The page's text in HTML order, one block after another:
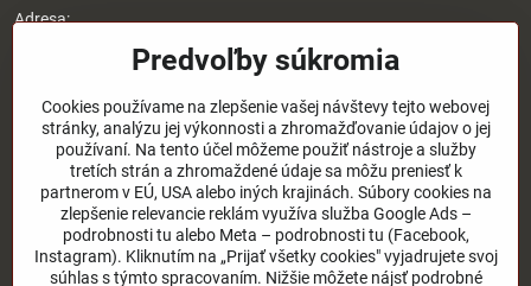
Adresa:
Otváracie hodiny:
8:00 - 17:00 pondelok - piatok
8:00 - 12:00 sobota
Nedeľa - zatvorené
O nás
Predvoľby súkromia
Cookies používame na zlepšenie vašej návštevy tejto webovej
stránky, analýzu jej výkonnosti a zhromažďovanie údajov o jej
používaní. Na tento účel môžeme použiť nástroje a služby
tretích strán a zhromaždené údaje sa môžu preniesť k
partnerom v EÚ, USA alebo iných krajinách. Súbory cookies na
zlepšenie relevancie reklám využíva služba Google Ads –
podrobnosti tu alebo Meta – podrobnosti tu (Facebook,
Instagram). Kliknutím na „Prijať všetky cookies" vyjadrujete svoj
súhlas s týmto spracovaním. Nižšie môžete nájsť podrobné